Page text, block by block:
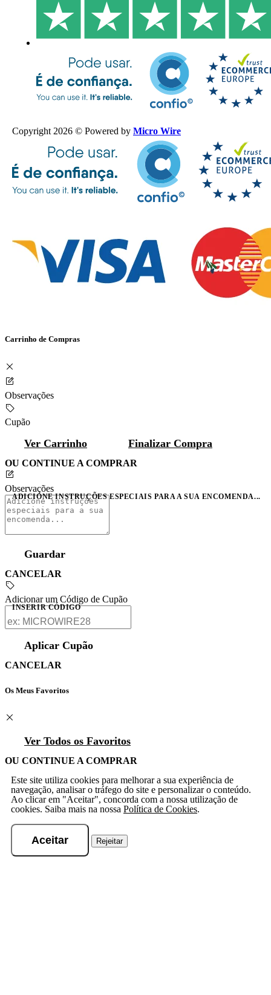
Copyright 2026 © Powered by Micro Wire
Carrinho de Compras
Observações
Cupão
Ver Carrinho Finalizar Compra
OU CONTINUE A COMPRAR
Observações
ADICIONE INSTRUÇÕES ESPECIAIS PARA A SUA ENCOMENDA...
Guardar
CANCELAR
Adicionar um Código de Cupão
INSERIR CÓDIGO
Aplicar Cupão
CANCELAR
Os Meus Favoritos
Ver Todos os Favoritos
OU CONTINUE A COMPRAR
Este site utiliza cookies para melhorar a sua experiência de
navegação, analisar o tráfego do site e personalizar o conteúdo.
Ao clicar em "Aceitar", concorda com a nossa utilização de
cookies. Saiba mais na nossa Política de Cookies.
Aceitar Rejeitar